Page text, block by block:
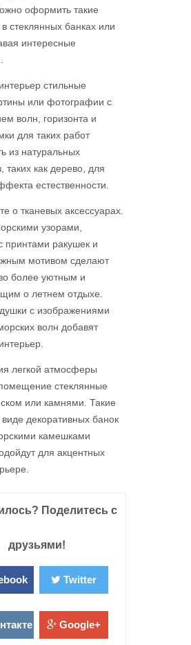
оформить такие
стеклянных банках или
интересные
стильные
или фотографии с
волн, горизонта и
для таких работ
из натуральных
таких как дерево, для
естественности.
о тканевых аксессуарах.
узорами,
принтами ракушек и
мотивом сделают
более уютным и
о летнем отдыхе.
с изображениями
волн добавят
легкой атмосферы
стеклянные
или камнями. Такие
декоративных банок
камешками
для акцентных
Поделитесь с
друзьями!
Twitter
Google+